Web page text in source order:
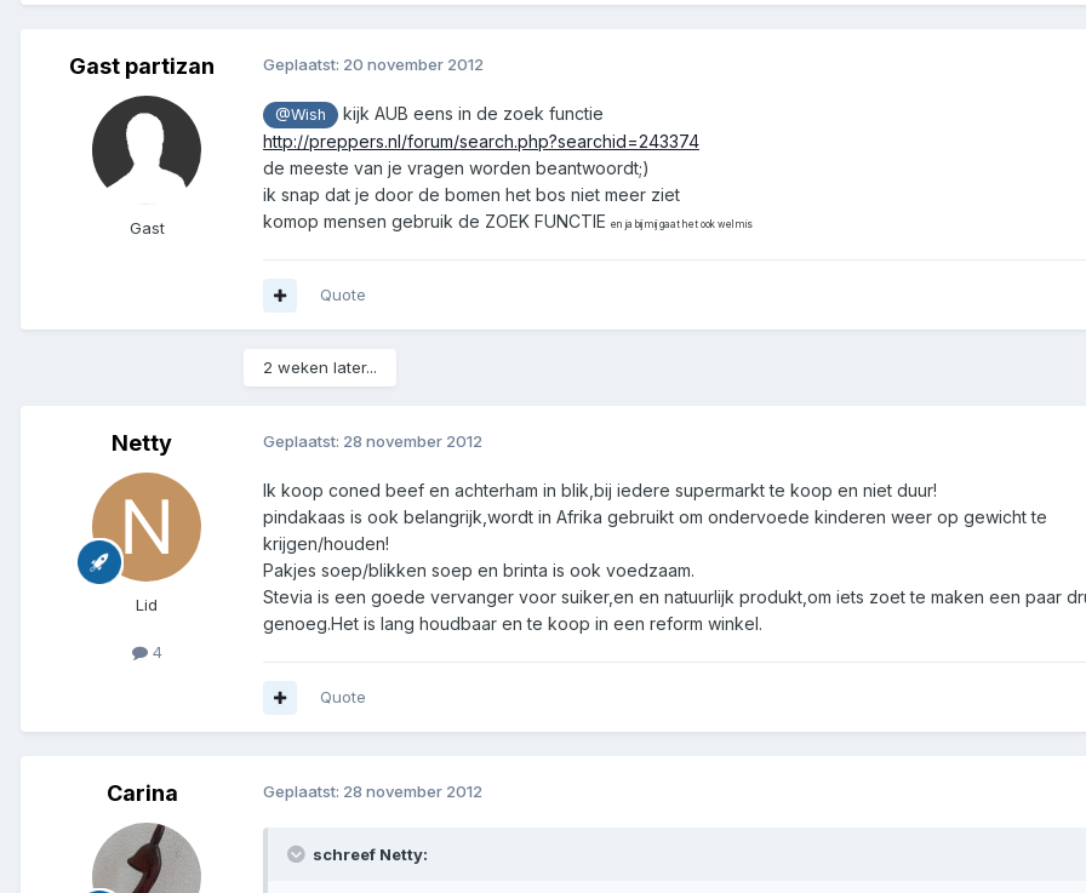
Gast partizan
Gast
Geplaatst: 20 november 2012
@Wish
kijk AUB eens in de zoek functie
http://preppers.nl/forum/search.php?searchid=243374
de meeste van je vragen worden beantwoordt;)
ik snap dat je door de bomen het bos niet meer ziet
komop mensen gebruik de ZOEK FUNCTIE en ja bij mij gaat het ook wel mis
Quote
2 weken later...
Netty
Lid
4
Geplaatst: 28 november 2012
Ik koop coned beef en achterham in blik,bij iedere supermarkt te koop en niet duur!
pindakaas is ook belangrijk,wordt in Afrika gebruikt om ondervoede kinderen weer op gewicht te
krijgen/houden!
Pakjes soep/blikken soep en brinta is ook voedzaam.
Stevia is een goede vervanger voor suiker,en en natuurlijk produkt,om iets zoet te maken een paar
genoeg.Het is lang houdbaar en te koop in een reform winkel.
Quote
Carina Geplaatst: 28 november 2012
schreef Netty: